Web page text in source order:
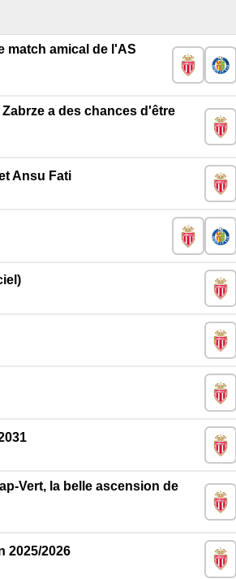
match amical de l'AS
a des chances d'être
Ansu Fati
Vert, la belle ascension de
2025/2026